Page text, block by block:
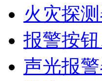
火灾探
报警按
声光报